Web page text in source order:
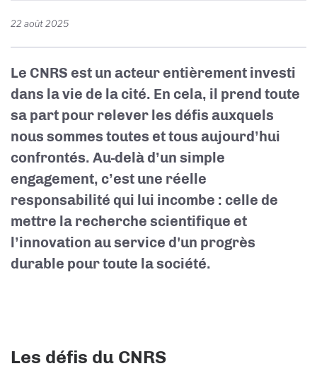
22 août 2025
Le CNRS est un acteur entièrement investi
dans la vie de la cité. En cela, il prend toute
sa part pour relever les défis auxquels
nous sommes toutes et tous aujourd’hui
confrontés. Au-delà d’un simple
engagement, c’est une réelle
responsabilité qui lui incombe : celle de
mettre la recherche scientifique et
l’innovation au service d'un progrès
durable pour toute la société.
Les défis du CNRS